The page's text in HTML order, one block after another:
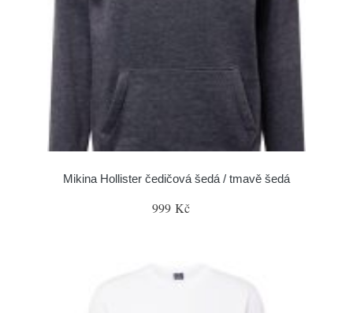
Mikina Hollister čedičová šedá / tmavě šedá
999 Kč